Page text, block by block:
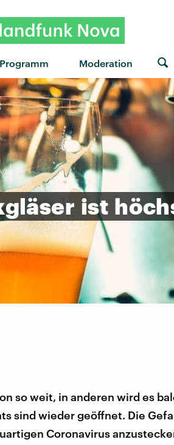
Programm Moderation
"Anxiety" von Doechii · "Anxiety"
ist
so weit, in anderen wird es
sind wieder geöffnet. Die
Coronavirus